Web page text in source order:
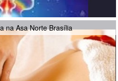
na Asa Norte Brasília